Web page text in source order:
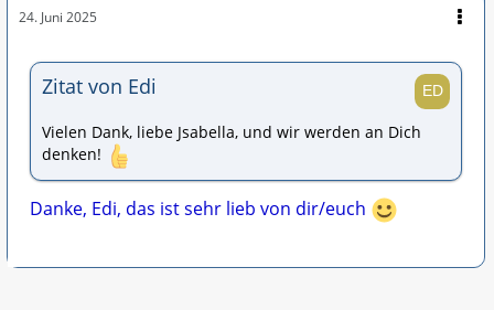
24. Juni 2025
Zitat von Edi
Vielen Dank, liebe Jsabella, und wir werden an Dich
denken!
Danke, Edi, das ist sehr lieb von dir/euch